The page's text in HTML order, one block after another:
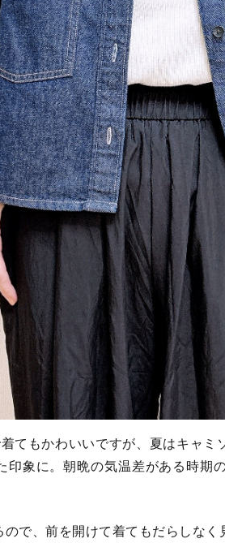
てもかわいいですが、夏はキャ
印象に。朝晩の気温差がある時期
で、前を開けて着てもだらしな